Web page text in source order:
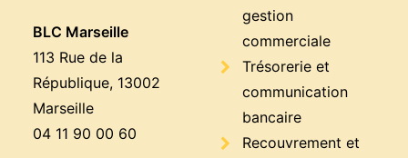
BLC Marseille
113 Rue de la
République, 13002
Marseille
04 11 90 00 60
gestion
commerciale
Trésorerie et
communication
bancaire
Recouvrement et